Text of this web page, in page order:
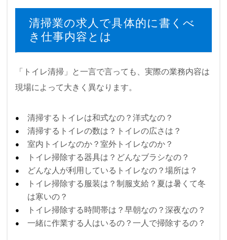
清掃業の求人で具体的に書くべ
き仕事内容とは
「トイレ清掃」と一言で言っても、実際の業務内容は
現場によって大きく異なります。
清掃するトイレは和式なの？洋式なの？
清掃するトイレの数は？トイレの広さは？
室内トイレなのか？室外トイレなのか？
トイレ掃除する器具は？どんなブラシなの？
どんな人が利用しているトイレなの？場所は？
トイレ掃除する服装は？制服支給？夏は暑くて冬
は寒いの？
トイレ掃除する時間帯は？早朝なの？深夜なの？
一緒に作業する人はいるの？一人で掃除するの？